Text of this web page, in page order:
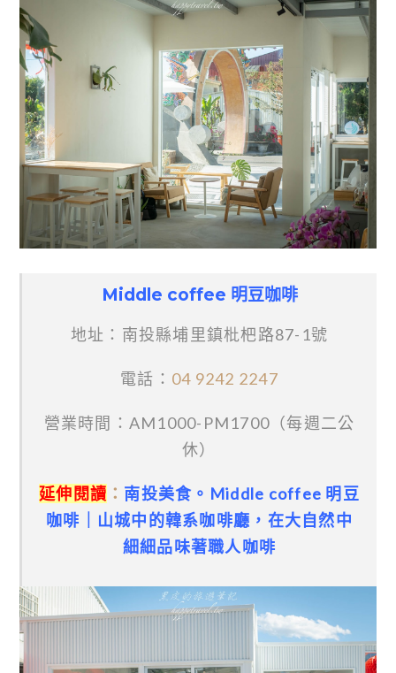
Middle coffee 明豆咖啡
地址：南投縣埔里鎮枇杷路87-1號
電話： 04 9242 2247
營業時間：AM1000-PM1700（每週二公
休）
延伸閱讀 ： 南投美食。Middle coffee 明豆
咖啡｜山城中的韓系咖啡廳，在大自然中
細細品味著職人咖啡